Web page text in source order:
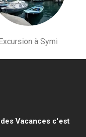
Excursion à Symi
Vacances c'est